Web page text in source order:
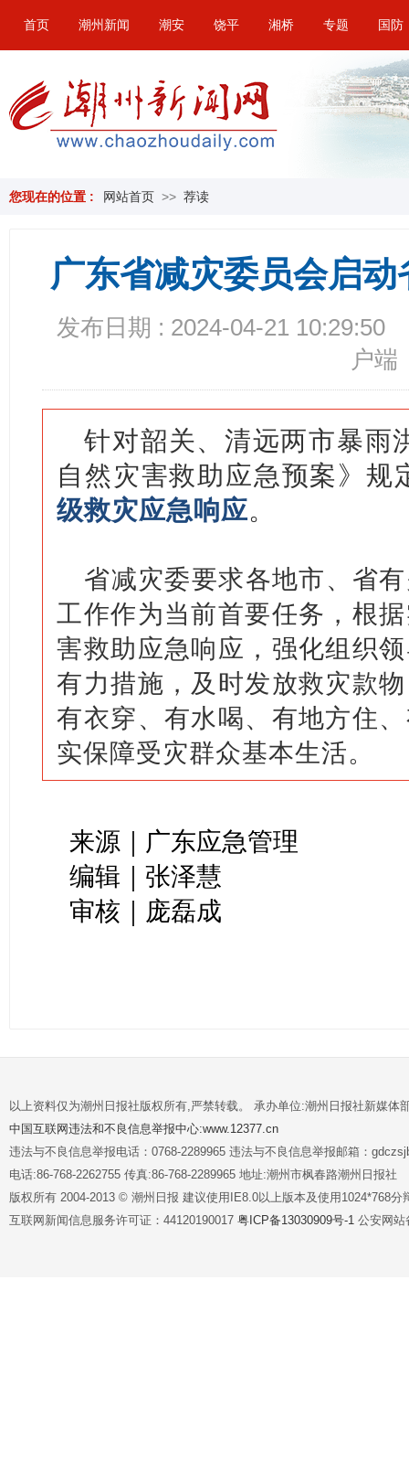
首页 潮州新闻 潮安 饶平 湘桥 专题 国防
您现在的位置 : 网站首页 >> 荐读
广东省减灾委员会启
发布日期 : 2024-04-21 10:29:50
户端
针对韶关、清远两市暴雨
自然灾害救助应急预案》规
级救灾应急响应。
省减灾委要求各地市、省
工作作为当前首要任务，根
害救助应急响应，强化组织
有力措施，及时发放救灾款
有衣穿、有水喝、有地方住
实保障受灾群众基本生活。
来源｜广东应急管理
编辑｜张泽慧
审核｜庞磊成
以上资料仅为潮州日报社版权所有,严禁转载。 承办单位:潮州日报社新媒体
中国互联网违法和不良信息举报中心:www.12377.cn
违法与不良信息举报电话：0768-2289965 违法与不良信息举报邮箱：
电话:86-768-2262755 传真:86-768-2289965 地址:潮州市枫春路潮州日报社
版权所有 2004-2013 © 潮州日报 建议使用IE8.0以上版本及使用1024*768分
互联网新闻信息服务许可证：44120190017 粤ICP备13030909号-1 公安网站